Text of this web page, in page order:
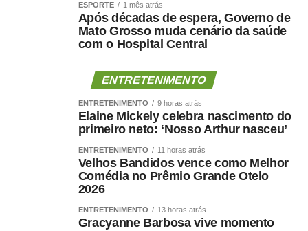
da Educação Básica e de Valorização dos Profissionais
da Educação (Fundeb), criado em 2006. Ela apontou, no
entanto, que é preciso discutir a ampliação do
gasto, sem as limitações impostas pelo teto de gastos.
— Fica aqui a defesa de que é preciso retirar os recursos
da educação de dentro do arcabouço fiscal — registrou
A advogada Marina Fragata Chicaro, representante da
Fundação Maria Cecília Souto Vidigal, ressaltou a
estratégia de construção do futuro de país. Ela lembrou
ESPORTE 1 mês atrás
Após décadas de espera, Governo de
Mato Grosso muda cenário da saúde
com o Hospital Central
ENTRETENIMENTO
ENTRETENIMENTO 9 horas atrás
Elaine Mickely celebra nascimento do
primeiro neto: ‘Nosso Arthur nasceu’
ENTRETENIMENTO 11 horas atrás
Velhos Bandidos vence como Melhor
Comédia no Prêmio Grande Otelo
2026
ENTRETENIMENTO 13 horas atrás
Gracyanne Barbosa vive momento